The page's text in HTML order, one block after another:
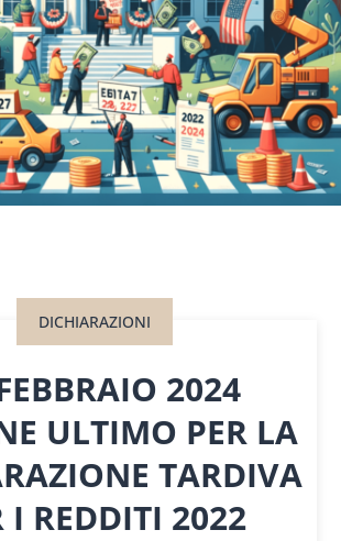
DICHIARAZIONI
2024
ULTIMO PER LA
TARDIVA
I REDDITI 2022